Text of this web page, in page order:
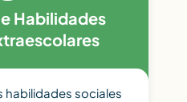
Habilidades
habilidades sociales